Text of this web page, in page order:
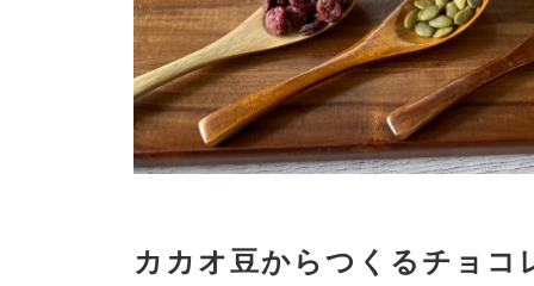
カカオ豆からつくるチョコ